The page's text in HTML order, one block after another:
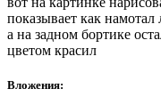
показывает как намотал
а на задном бортике
цветом красил
Вложения: